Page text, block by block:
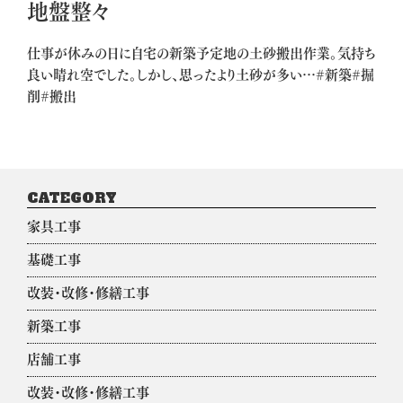
地盤整々
仕事が休みの日に自宅の新築予定地の土砂搬出作業。気持ち
良い晴れ空でした。しかし、思ったより土砂が多い…#新築#掘
削#搬出
CATEGORY
家具工事
基礎工事
改装・改修・修繕工事
新築工事
店舗工事
改装・改修・修繕工事